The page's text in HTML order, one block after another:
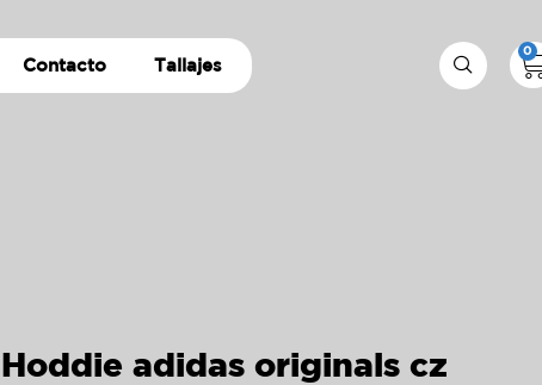
Contacto Tallajes
0
Hoddie adidas originals cz